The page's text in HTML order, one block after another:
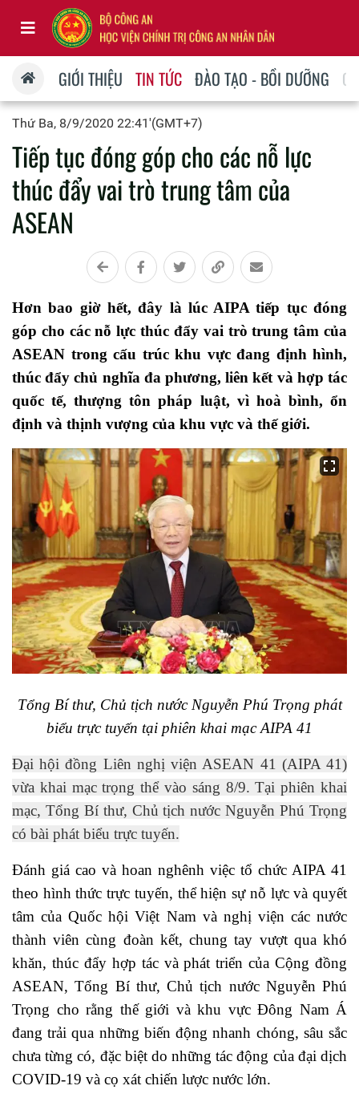
GIỚI THIỆU TIN TỨC ĐÀO TẠO - BỒI DƯỠNG
Thứ Ba, 8/9/2020 22:41'(GMT+7)
Tiếp tục đóng góp cho các nỗ lực
thúc đẩy vai trò trung tâm của
ASEAN
Hơn bao giờ hết, đây là lúc AIPA tiếp tục đóng
góp cho các nỗ lực thúc đẩy vai trò trung tâm của
ASEAN trong cấu trúc khu vực đang định hình,
thúc đẩy chủ nghĩa đa phương, liên kết và hợp tác
quốc tế, thượng tôn pháp luật, vì hoà bình, ổn
định và thịnh vượng của khu vực và thế giới.
Tổng Bí thư, Chủ tịch nước Nguyễn Phú Trọng phát
biểu trực tuyến tại phiên khai mạc AIPA 41
Đại hội đồng Liên nghị viện ASEAN 41 (AIPA 41)
vừa khai mạc trọng thể vào sáng 8/9.Tại phiên khai
mạc, Tổng Bí thư, Chủ tịch nước Nguyễn Phú Trọng
có bài phát biểu trực tuyến.
Đánh giá cao và hoan nghênh việc tổ chức AIPA 41
theo hình thức trực tuyến, thể hiện sự nỗ lực và quyết
tâm của Quốc hội Việt Nam và nghị viện các nước
thành viên cùng đoàn kết, chung tay vượt qua khó
khăn, thúc đẩy hợp tác và phát triển của Cộng đồng
ASEAN, Tổng Bí thư, Chủ tịch nước Nguyễn Phú
Trọng cho rằng thế giới và khu vực Đông Nam Á
đang trải qua những biến động nhanh chóng, sâu sắc
chưa từng có, đặc biệt do những tác động của đại dịch
COVID-19 và cọ xát chiến lược nước lớn.